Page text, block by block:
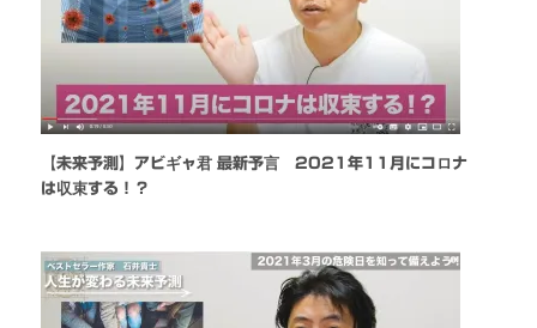
【未来予測】アビギャ君 最新予言 2021年11月にコロナ
は収束する！？